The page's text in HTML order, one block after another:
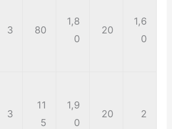
3 80
1,8
0
20
1,6
0
3
11
5
1,9
0
20 2